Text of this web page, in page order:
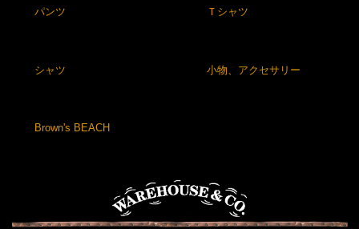
パンツ Ｔシャツ
シャツ 小物、アクセサリー
Brown's BEACH